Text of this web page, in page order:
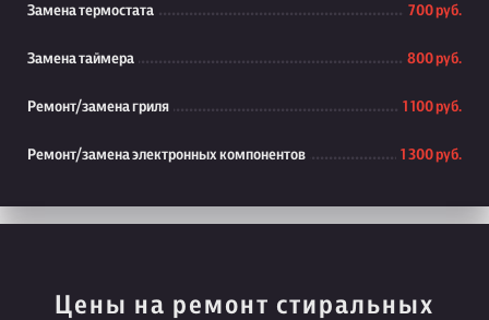
Замена термостата 700 руб.
Замена таймера 800 руб.
Ремонт/замена гриля 1 100 руб.
Ремонт/замена электронных компонентов 1 300 руб.
Цены на ремонт стиральных